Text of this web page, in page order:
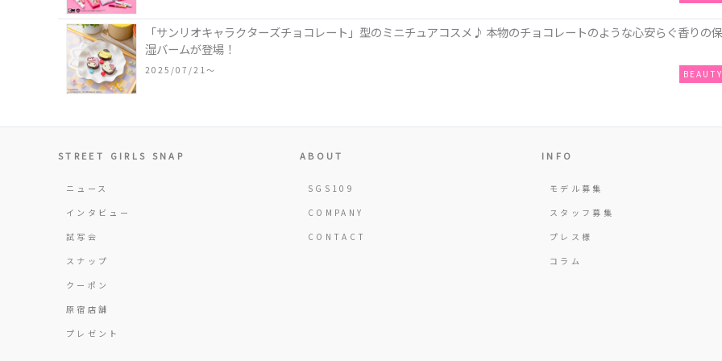
「サンリオキャラクターズチョコレート」型のミニチュアコスメ♪ 本物のチョコレートのような心安らぐ香りの保
湿バームが登場！
2025/07/21〜 BEAUTY
STREET GIRLS SNAP
ニュース
インタビュー
試写会
スナップ
クーポン
原宿店舗
プレゼント
ABOUT
SGS109
COMPANY
CONTACT
INFO
モデル募集
スタッフ募集
プレス様
コラム